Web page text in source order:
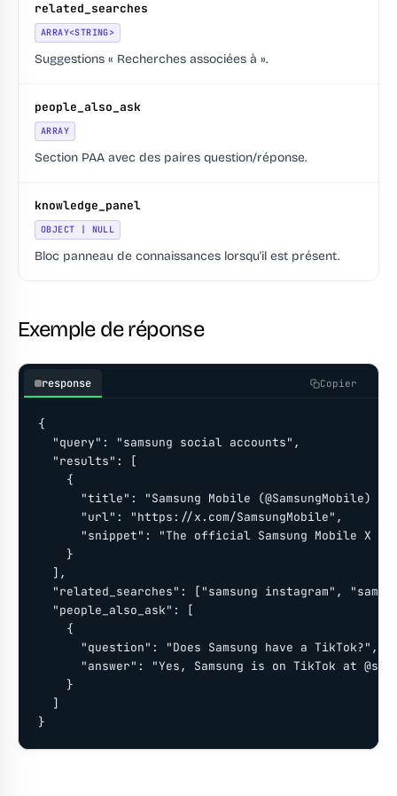
related_searches
ARRAY<STRING>
Suggestions « Recherches associées à ».
people_also_ask
ARRAY
Section PAA avec des paires question/réponse.
knowledge_panel
OBJECT | NULL
Bloc panneau de connaissances lorsqu'il est présent.
Exemple de réponse
response Copier
{
  "query": "samsung social accounts",
  "results": [
    {
"title": "Samsung Mobile (@SamsungMobile) /
      "url": "https://x.com/SamsungMobile",
"snippet": "The official Samsung Mobile X
    }
  ],
"related_searches": ["samsung instagram",
  "people_also_ask": [
    {
      "question": "Does Samsung have a TikTok?",
"answer": "Yes, Samsung is on TikTok at
    }
  ]
}